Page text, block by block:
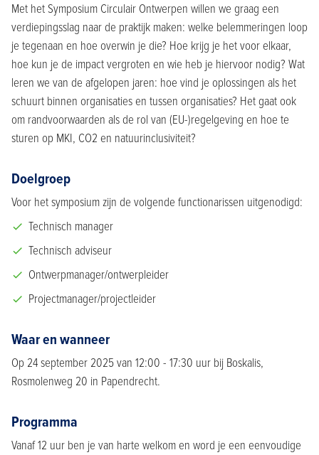
Met het Symposium Circulair Ontwerpen willen we graag een
verdiepingsslag naar de praktijk maken: welke belemmeringen loop
je tegenaan en hoe overwin je die? Hoe krijg je het voor elkaar,
hoe kun je de impact vergroten en wie heb je hiervoor nodig? Wat
leren we van de afgelopen jaren: hoe vind je oplossingen als het
schuurt binnen organisaties en tussen organisaties? Het gaat ook
om randvoorwaarden als de rol van (EU-)regelgeving en hoe te
sturen op MKI, CO2 en natuurinclusiviteit?
Doelgroep
Voor het symposium zijn de volgende functionarissen uitgenodigd:
Technisch manager
Technisch adviseur
Ontwerpmanager/ontwerpleider
Projectmanager/projectleider
Waar en wanneer
Op 24 september 2025 van 12:00 - 17:30 uur bij Boskalis,
Rosmolenweg 20 in Papendrecht.
Programma
Vanaf 12 uur ben je van harte welkom en word je een eenvoudige